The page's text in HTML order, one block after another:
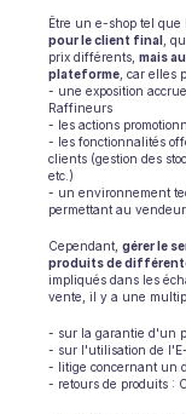
Être un e-shop tel
pour le client final ,
prix différents, mais
plateforme , car elles
- une exposition
Raffineurs
- les actions
- les fonctionnalités
clients (gestion des
etc.)
- un environnement
permettant au
Cependant, gérer le
produits de
impliqués dans les
vente, il y a une
- sur la garantie d'un
- sur l'utilisation de
- litige concernant un
- retours de produits :